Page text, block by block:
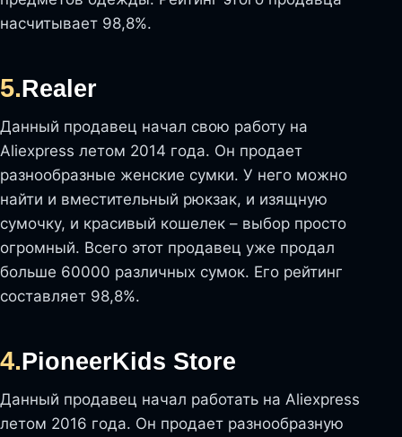
насчитывает 98,8%.
5.Realer
Данный продавец начал свою работу на
Aliexpress летом 2014 года. Он продает
разнообразные женские сумки. У него можно
найти и вместительный рюкзак, и изящную
сумочку, и красивый кошелек – выбор просто
огромный. Всего этот продавец уже продал
больше 60000 различных сумок. Его рейтинг
составляет 98,8%.
4.PioneerKids Store
Данный продавец начал работать на Aliexpress
летом 2016 года. Он продает разнообразную